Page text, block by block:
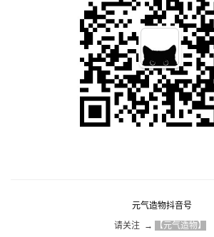
元气造物抖音号
请关注  → 【元气造物】